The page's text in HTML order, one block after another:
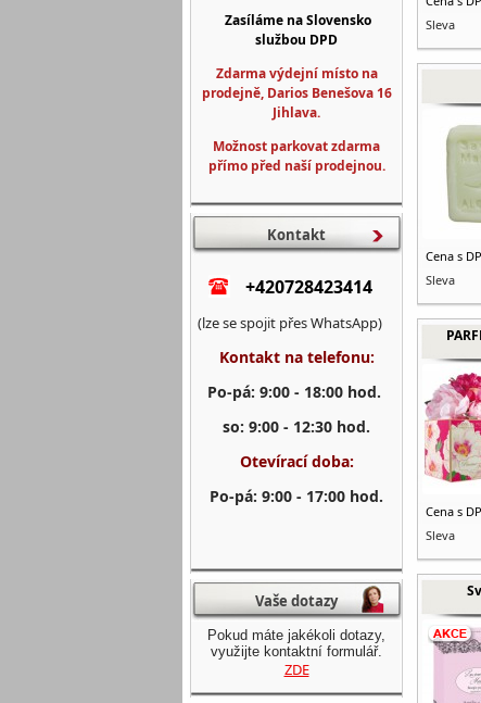
Sleva
Cena s
Sleva
Cena s
Sleva
Zasíláme na Slovensko
službou DPD
Zdarma výdejní místo na
prodejně, Darios Benešova 16
Jihlava.
Možnost parkovat zdarma
přímo před naší prodejnou.
Kontakt
+420728423414
(lze se spojit přes WhatsApp)
Kontakt na telefonu:
Po-pá: 9:00 - 18:00 hod.
so: 9:00 - 12:30 hod.
Otevírací doba:
Po-pá: 9:00 - 17:00 hod.
Vaše dotazy
Pokud máte jakékoli dotazy,
využijte kontaktní formulář.
ZDE